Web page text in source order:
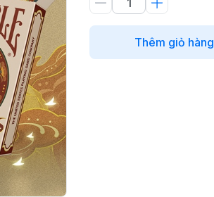
Thêm giỏ hàng